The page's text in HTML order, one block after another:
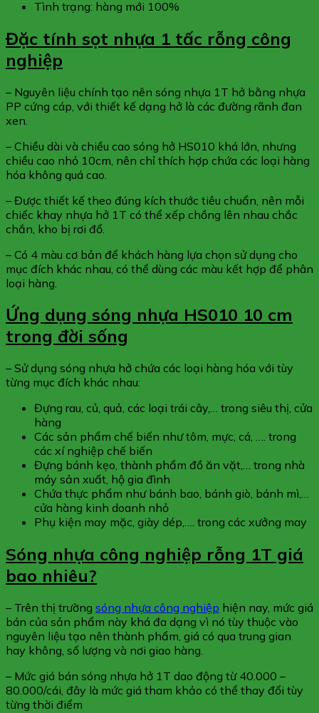
Tình trạng: hàng mới 100%
Đặc tính sọt nhựa 1 tấc rỗng công
nghiệp
– Nguyên liệu chính tạo nên sóng nhựa 1T hở bằng nhựa
PP cứng cáp, với thiết kế dạng hở là các đường rãnh đan
xen.
– Chiều dài và chiều cao sóng hở HS010 khá lớn, nhưng
chiều cao nhỏ 10cm, nên chỉ thích hợp chứa các loại hàng
hóa không quá cao.
– Được thiết kế theo đúng kích thước tiêu chuẩn, nên mỗi
chiếc khay nhựa hở 1T có thể xếp chồng lên nhau chắc
chắn, kho bị rơi đổ.
– Có 4 màu cơ bản để khách hàng lựa chọn sử dụng cho
mục đích khác nhau, có thể dùng các màu kết hợp để phân
loại hàng.
Ứng dụng sóng nhựa HS010 10 cm
trong đời sống
– Sử dụng sóng nhựa hở chứa các loại hàng hóa với tùy
từng mục đích khác nhau:
Đựng rau, củ, quả, các loại trái cây,… trong siêu thị, cửa
hàng
Các sản phẩm chế biến như tôm, mực, cá, …. trong
các xí nghiệp chế biến
Đựng bánh kẹo, thành phẩm đồ ăn vặt,… trong nhà
máy sản xuất, hộ gia đình
Chứa thực phẩm như bánh bao, bánh giò, bánh mì,…
cửa hàng kinh doanh nhỏ
Phụ kiện may mặc, giày dép,…. trong các xưởng may
Sóng nhựa công nghiệp rỗng 1T giá
bao nhiêu?
– Trên thị trường sóng nhựa công nghiệp hiện nay, mức giá
bán của sản phẩm này khá đa dạng vì nó tùy thuộc vào
nguyên liệu tạo nên thành phẩm, giá có qua trung gian
hay không, số lượng và nơi giao hàng.
– Mức giá bán sóng nhựa hở 1T dao động từ 40.000 –
80.000/cái, đây là mức giá tham khảo có thể thay đổi tùy
từng thời điểm